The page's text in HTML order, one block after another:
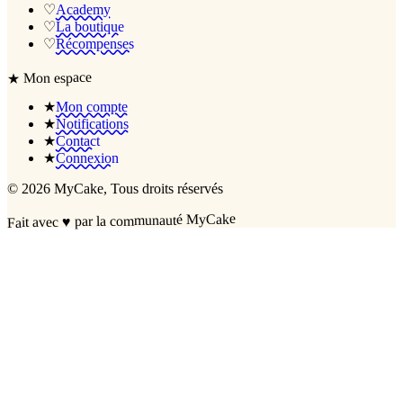
♡Academy
♡La boutique
♡Récompenses
★Mon espace
★Mon compte
★Notifications
★Contact
★Connexion
© 2026 MyCake, Tous droits réservés
Fait avec♥ par la communauté MyCake